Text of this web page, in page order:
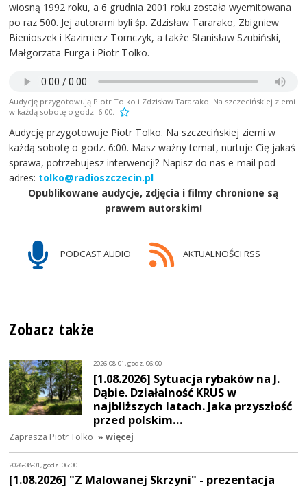
wiosną 1992 roku, a 6 grudnia 2001 roku została wyemitowana
po raz 500. Jej autorami byli śp. Zdzisław Tararako, Zbigniew
Bienioszek i Kazimierz Tomczyk, a także Stanisław Szubiński,
Małgorzata Furga i Piotr Tolko.
Audycję przygotowują Piotr Tolko i Zdzisław Tararako. Na szczecińskiej ziemi
w każdą sobotę o godz. 6.00.
Audycję przygotowuje Piotr Tolko. Na szczecińskiej ziemi w
każdą sobotę o godz. 6:00. Masz ważny temat, nurtuje Cię jakaś
sprawa, potrzebujesz interwencji? Napisz do nas e-mail pod
adres: tolko@radioszczecin.pl
Opublikowane audycje, zdjęcia i filmy chronione są
prawem autorskim!
PODCAST AUDIO AKTUALNOŚCI RSS
Zobacz także
2026-08-01, godz. 06:00
[1.08.2026] Sytuacja rybaków na J.
Dąbie. Działalność KRUS w
najbliższych latach. Jaka przyszłość
przed polskim…
Zaprasza Piotr Tolko » więcej
2026-08-01, godz. 06:00
[1.08.2026] "Z Malowanej Skrzyni" - prezentacja